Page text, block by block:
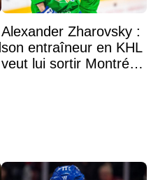
Alexander Zharovsky :
son entraîneur en KHL
veut lui sortir Montréal